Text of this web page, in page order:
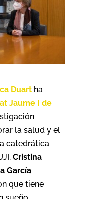
Duart ha
Jaume I de
la salud y el
catedrática
Cristina
García
que tiene